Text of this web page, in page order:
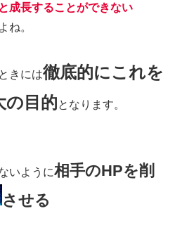
成長することができない
ね。
きには徹底的にこれを
の目的となります。
いように相手のHPを削
させる